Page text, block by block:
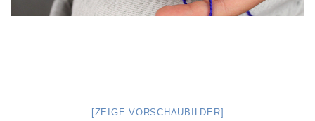
[ZEIGE VORSCHAUBILDER]